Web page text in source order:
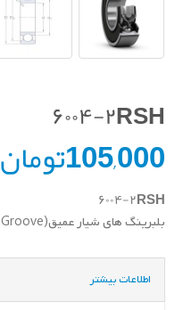
۶۰۰۴-۲RSH
105,000تومان
۶۰۰۴-۲RSH
بلبرینگ های شیار عمیق(Deep Groove)
اطلاعات بیشتر